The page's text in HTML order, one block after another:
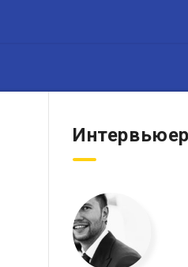
Интервьюер